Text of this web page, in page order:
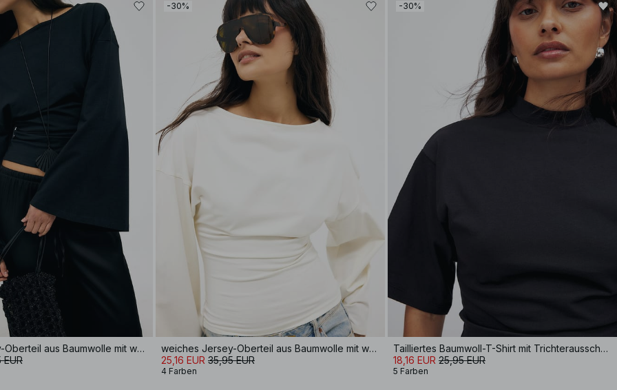
weiches Jersey-Oberteil aus Baumwolle mit weiten Ärmeln
EUR
-30%
weiches Jersey-Oberteil aus Baumwolle mit weiten Ärmeln
25,16 EUR 35,95 EUR
4 Farben
-30%
Tailliertes Baumwoll-T-Shirt mit Trichterausschnitt
18,16 EUR 25,95 EUR
5 Farben